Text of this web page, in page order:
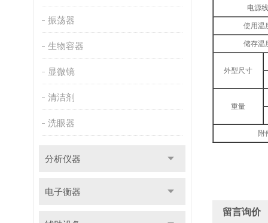
振荡器
生物容器
显微镜
清洁剂
洗眼器
分析仪器
电子衡器
电源
使用温
储存温
外型尺寸
重量
附
留言询价